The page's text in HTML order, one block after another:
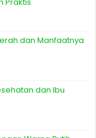
dan Manfaatnya
dan Ibu